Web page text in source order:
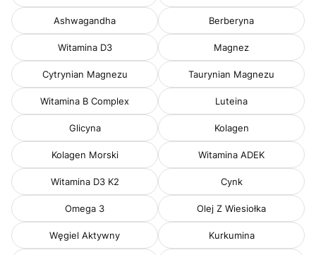
Ashwagandha Berberyna
Witamina D3 Magnez
Cytrynian Magnezu Taurynian Magnezu
Witamina B Complex Luteina
Glicyna Kolagen
Kolagen Morski Witamina ADEK
Witamina D3 K2 Cynk
Omega 3 Olej Z Wiesiołka
Węgiel Aktywny Kurkumina